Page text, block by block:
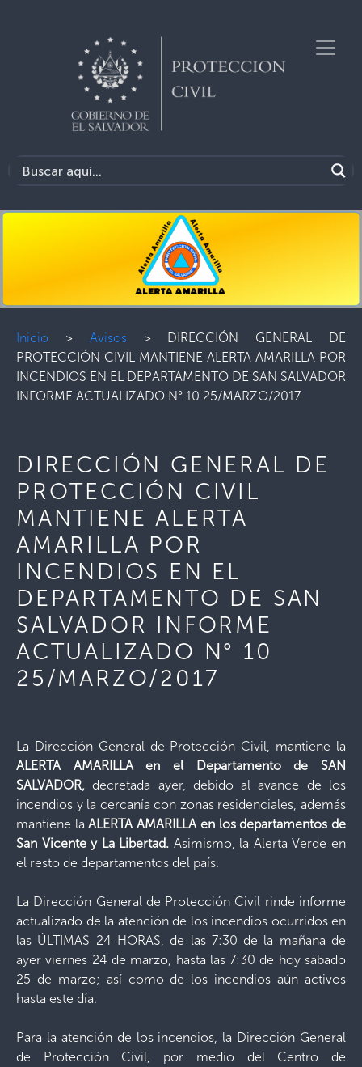
Inicio > Avisos> DIRECCIÓN GENERAL DE
PROTECCIÓN CIVIL MANTIENE ALERTA AMARILLA POR
INCENDIOS EN EL DEPARTAMENTO DE SAN SALVADOR
INFORME ACTUALIZADO N° 10 25/MARZO/2017
DIRECCIÓN GENERAL DE
PROTECCIÓN CIVIL
MANTIENE ALERTA
AMARILLA POR
INCENDIOS EN EL
DEPARTAMENTO DE SAN
SALVADOR INFORME
ACTUALIZADO N° 10
25/MARZO/2017
La Dirección General de Protección Civil, mantiene la
ALERTA AMARILLA
en el Departamento de SAN
SALVADOR, decretada ayer, debido al avance de los
incendios y la cercanía con zonas residenciales, además
mantiene laALERTA AMARILLA en los departamentos de
San Vicente y La Libertad. Asimismo, la Alerta Verde en
el resto de departamentos del país.
La Dirección General de Protección Civil rinde informe
actualizado de la atención de los incendios ocurridos en
las ÚLTIMAS 24 HORAS, de las 7:30 de la mañana de
ayer viernes 24 de marzo, hasta las 7:30 de hoy sábado
25 de marzo; así como de los incendios aún activos
hasta este día.
Para la atención de los incendios, la Dirección General
de Protección Civil, por medio del Centro de